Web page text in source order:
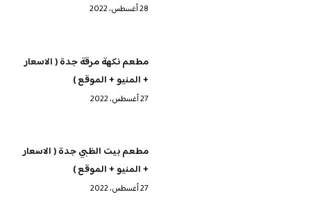
28 أغسطس، 2022
مطعم نكهة مرقة جدة ( الاسعار
+ المنيو + الموقع )
27 أغسطس، 2022
مطعم بيت الظبي جدة ( الاسعار
+ المنيو + الموقع )
27 أغسطس، 2022